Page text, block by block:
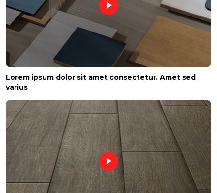
Lorem ipsum dolor sit amet consectetur. Amet sed
varius